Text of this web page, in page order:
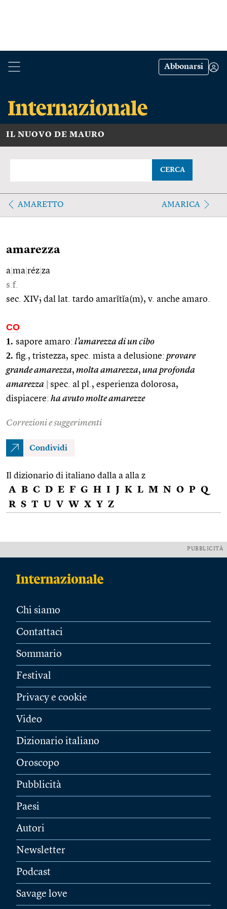
Abbonarsi
IL NUOVO DE MAURO
CERCA
AMARETTO AMARICA
amarezza
a ma réz za
s.f.
sec. XIV; dal lat. tardo amarĭtĭa(m), v. anche amaro.
CO
1. sapore amaro: l’amarezza di un cibo
2. fig., tristezza, spec. mista a delusione: provare
grande amarezza, molta amarezza, una profonda
amarezza
spec. al pl., esperienza dolorosa,
dispiacere: ha avuto molte amarezze
Correzioni e suggerimenti
Condividi
Il dizionario di italiano dalla a alla z
A B C D E F G H I J K L M N O P Q
R S T U V W X Y Z
PUBBLICITÀ
Chi siamo
Contattaci
Sommario
Festival
Privacy e cookie
Video
Dizionario italiano
Oroscopo
Pubblicità
Paesi
Autori
Newsletter
Podcast
Savage love